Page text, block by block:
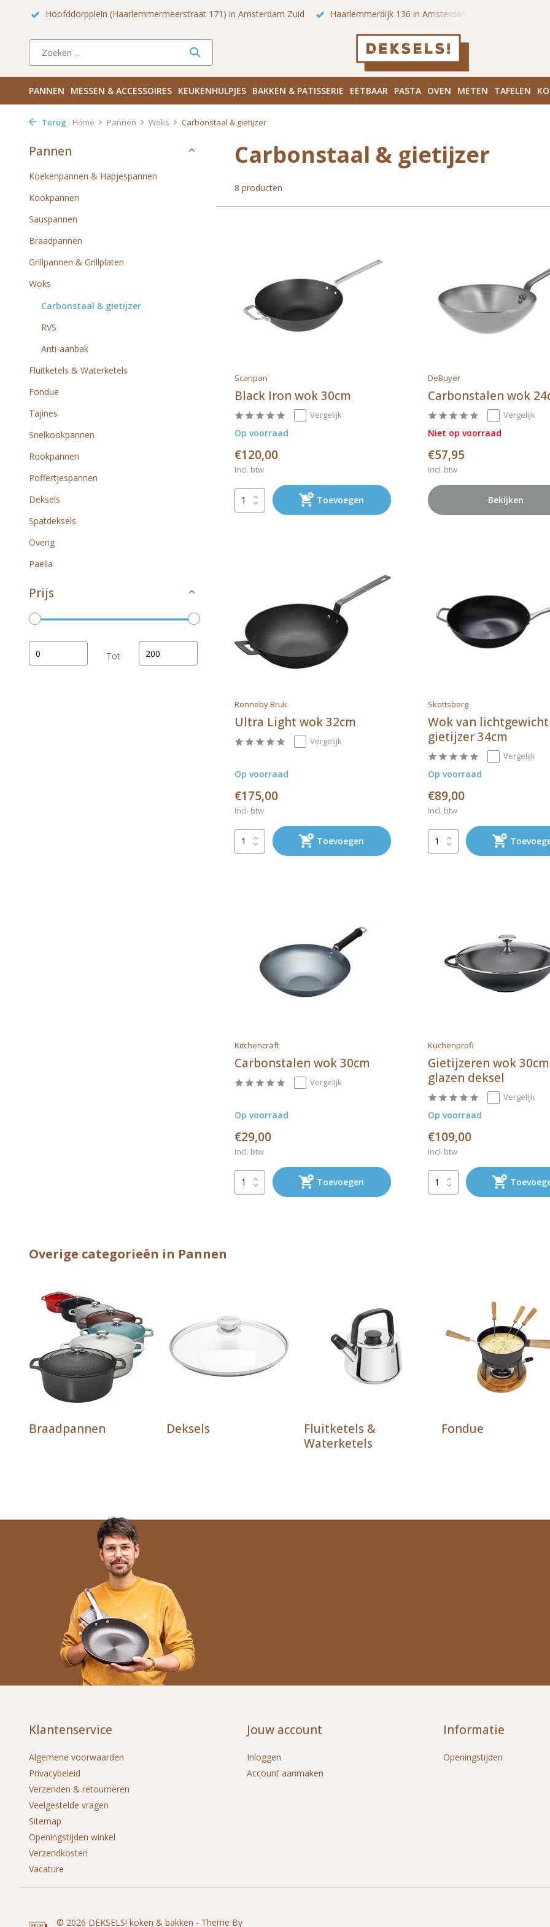
Haarlemmerdijk 136 in Amsterdam Centrum Bezoek onze winkels in Amsterdam! Hoofddorpplein
PANNEN MESSEN & ACCESSOIRES KEUKENHULPJES BAKKEN & PATISSERIE EETBAAR PASTA OVEN METEN TAFELEN
Terug Home Pannen Woks Carbonstaal & gietijzer
Pannen
Koekenpannen & Hapjespannen
Kookpannen
Sauspannen
Braadpannen
Grillpannen & Grillplaten
Woks
Carbonstaal & gietijzer
RVS
Anti-aanbak
Fluitketels & Waterketels
Fondue
Tajines
Snelkookpannen
Rookpannen
Poffertjespannen
Deksels
Spatdeksels
Overig
Paella
Prijs
Tot
Carbonstaal & gietijzer
8 producten
Scanpan
Black Iron wok 30cm
Vergelijk
Op voorraad
€120,00
Incl. btw
Toevoegen
DeBuyer
Carbonstalen wok
Vergelijk
Niet op voorraad
€57,95
Incl. btw
Bekijken
Ronneby Bruk
Ultra Light wok 32cm
Vergelijk
Op voorraad
€175,00
Incl. btw
Toevoegen
Skottsberg
Wok van lichtgewicht
gietijzer 34cm
Vergelijk
Op voorraad
€89,00
Incl. btw
Kitchencraft
Carbonstalen wok 30cm
Vergelijk
Op voorraad
€29,00
Incl. btw
Toevoegen
Küchenprofi
Gietijzeren wok
glazen deksel
Vergelijk
Op voorraad
€109,00
Incl. btw
Overige categorieën in Pannen
Braadpannen Deksels
Fluitketels &
Waterketels
Fondue
Klantenservice
Algemene voorwaarden
Privacybeleid
Verzenden & retourneren
Veelgestelde vragen
Sitemap
Openingstijden winkel
Verzendkosten
Vacature
Jouw account
Inloggen
Account aanmaken
Informatie
Openingstijden
© 2026 DEKSELS! koken & bakken - Theme By